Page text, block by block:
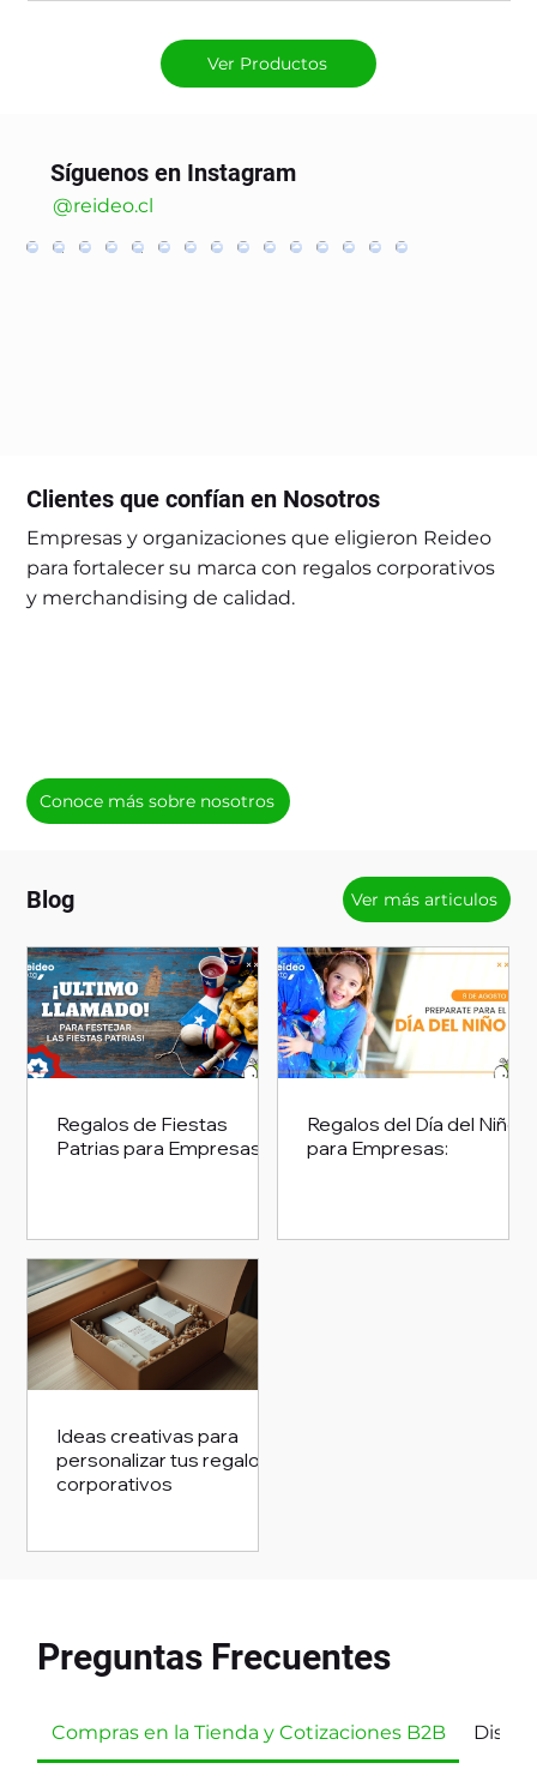
Ver Productos
Síguenos en Instagram
@reideo.cl
Clientes que confían en Nosotros
Empresas y organizaciones que eligieron Reideo
para fortalecer su marca con regalos corporativos
y merchandising de calidad.
Conoce más sobre nosotros
Blog Ver más articulos
Regalos de Fiestas
Patrias para Empresas:
Regalos del Día del Niño
para Empresas:
Ideas creativas para
personalizar tus regalos
corporativos
Preguntas Frecuentes
Compras en la Tienda y Cotizaciones B2B